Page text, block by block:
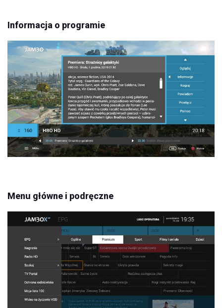
Informacja o programie
Menu główne i podręczne